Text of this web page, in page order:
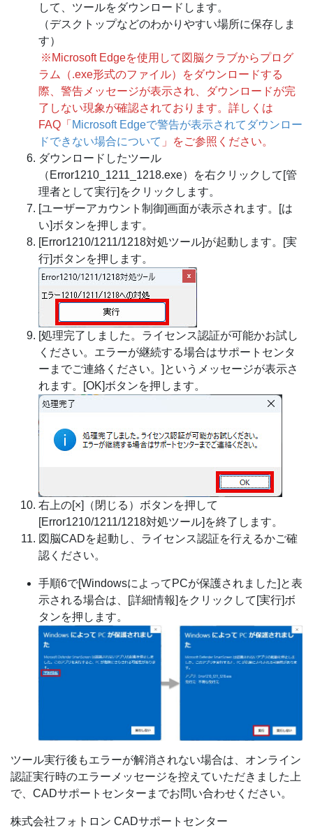
して、ツールをダウンロードします。
（デスクトップなどのわかりやすい場所に保存しま
す）
※Microsoft Edgeを使用して図脳クラブからプログ
ラム（.exe形式のファイル）をダウンロードする
際、警告メッセージが表示され、ダウンロードが完
了しない現象が確認されております。詳しくは
FAQ「 Microsoft Edgeで警告が表示されてダウンロー
ドできない場合について 」をご参照ください。
ダウンロードしたツール
（Error1210_1211_1218.exe）を右クリックして[管
理者として実行]をクリックします。
[ユーザーアカウント制御]画面が表示されます。[は
い]ボタンを押します。
[Error1210/1211/1218対処ツール]が起動します。[実
行]ボタンを押します。
[処理完了しました。ライセンス認証が可能かお試し
ください。エラーが継続する場合はサポートセンタ
ーまでご連絡ください。]というメッセージが表示さ
れます。[OK]ボタンを押します。
右上の[×]（閉じる）ボタンを押して
[Error1210/1211/1218対処ツール]を終了します。
図脳CADを起動し、ライセンス認証を行えるかご確
認ください。
手順6で[WindowsによってPCが保護されました]と表
示される場合は、[詳細情報]をクリックして[実行]ボ
タンを押します。
ツール実行後もエラーが解消されない場合は、オンライン
認証実行時のエラーメッセージを控えていただきました上
で、CADサポートセンターまでお問い合わせください。
株式会社フォトロン CADサポートセンター